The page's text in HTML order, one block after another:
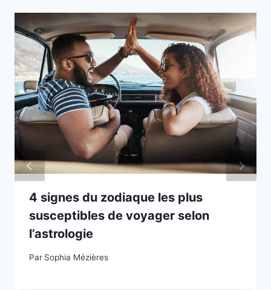
4 signes du zodiaque les plus
susceptibles de voyager selon
l’astrologie
Par Sophia Mézières